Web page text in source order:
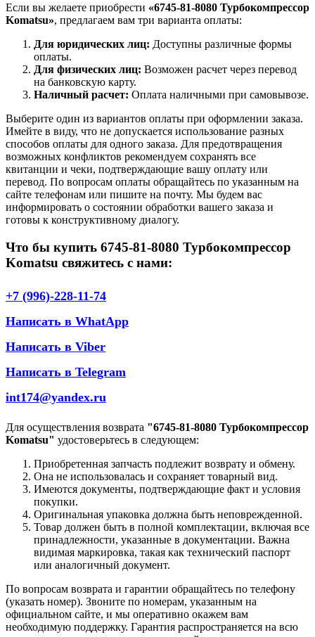
Если вы желаете приобрести «6745-81-8080 Турбокомпрессор
Komatsu», предлагаем вам три варианта оплаты:
Для юридических лиц: Доступны различные формы
оплаты.
Для физических лиц: Возможен расчет через перевод
на банковскую карту.
Наличный расчет: Оплата наличными при самовывозе.
Выберите один из вариантов оплаты при оформлении заказа.
Имейте в виду, что не допускается использование разных
способов оплаты для одного заказа. Для предотвращения
возможных конфликтов рекомендуем сохранять все
квитанции и чеки, подтверждающие вашу оплату или
перевод. По вопросам оплаты обращайтесь по указанным на
сайте телефонам или пишите на почту. Мы будем вас
информировать о состоянии обработки вашего заказа и
готовы к конструктивному диалогу.
Что бы купить 6745-81-8080 Турбокомпрессор
Komatsu свяжитесь с нами:
+7 (996)-228-11-74
Написать в WhatApp
Написать в Viber
Написать в Telegram
int174@yandex.ru
Для осуществления возврата "6745-81-8080 Турбокомпрессор
Komatsu" удостоверьтесь в следующем:
Приобретенная запчасть подлежит возврату и обмену.
Она не использовалась и сохраняет товарный вид.
Имеются документы, подтверждающие факт и условия
покупки.
Оригинальная упаковка должна быть неповрежденной.
Товар должен быть в полной комплектации, включая все
принадлежности, указанные в документации. Важна
видимая маркировка, такая как технический паспорт
или аналогичный документ.
По вопросам возврата и гарантии обращайтесь по телефону
(указать номер). Звоните по номерам, указанным на
официальном сайте, и мы оперативно окажем вам
необходимую поддержку. Гарантия распространяется на всю